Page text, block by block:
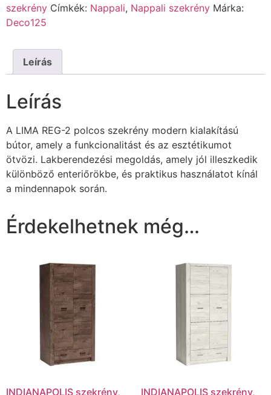
szekrény Címkék: Nappali, Nappali szekrény Márka:
Deco125
Leírás
Leírás
A LIMA REG-2 polcos szekrény modern kialakítású
bútor, amely a funkcionalitást és az esztétikumot
ötvözi. Lakberendezési megoldás, amely jól illeszkedik
különböző enteriőrökbe, és praktikus használatot kínál
a mindennapok során.
Érdekelhetnek még…
INDIANAPOLIS szekrény, INDIANAPOLIS szekrény,